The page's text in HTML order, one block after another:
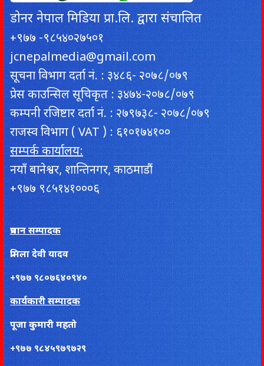
डाेनर नेपाल मिडिया प्रा.लि. द्वारा संचालित
+९७७ -९८५४०२७५०१
jcnepalmedia@gmail.com
सूचना विभाग दर्ता नं. : ३४८६- २०७८/०७९
प्रेस काउन्सिल सूचिकृत : ३४७४-२०७८/०७९
कम्पनी रजिष्टार दर्ता नं. : २७९७३८- २०७८/०७९
राजस्व विभाग ( VAT ) : ६१०१७४१००
सम्पर्क कार्यालय:
नयाँ बानेश्वर, शान्तिनगर, काठमाडौं
+९७७ ९८५१४१०००६
प्रधान सम्पादक
प्रमिला देवी यादव
+९७७ ९८०७६४०९४०
कार्यकारी सम्पादक
पूजा कुमारी महतो
+९७७ ९८४५९७९७२९